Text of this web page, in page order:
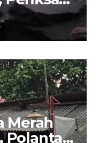
Senilai
Merah
Polantas